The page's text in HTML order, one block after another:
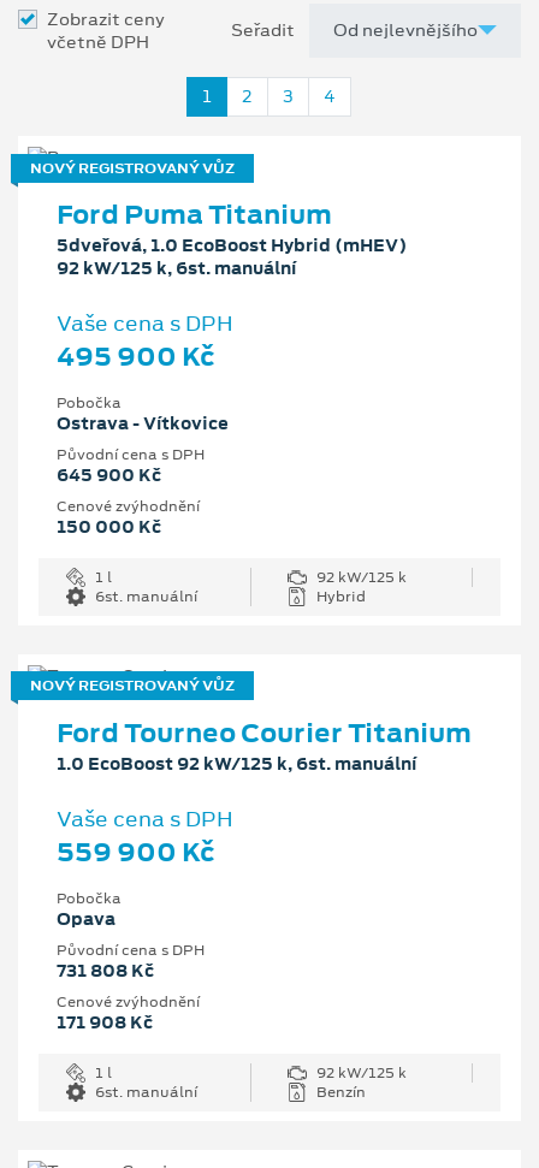
Zobrazit ceny
včetně DPH
Seřadit
1 2 3 4
NOVÝ REGISTROVANÝ VŮZ
Ford Puma Titanium
5dveřová, 1.0 EcoBoost Hybrid (mHEV)
92 kW/125 k, 6st. manuální
Vaše cena s DPH
495 900 Kč
Pobočka
Ostrava - Vítkovice
Původní cena s DPH
645 900 Kč
Cenové zvýhodnění
150 000 Kč
1 l
92 kW/125 k
6st. manuální
Hybrid
NOVÝ REGISTROVANÝ VŮZ
Ford Tourneo Courier Titanium
1.0 EcoBoost 92 kW/125 k, 6st. manuální
Vaše cena s DPH
559 900 Kč
Pobočka
Opava
Původní cena s DPH
731 808 Kč
Cenové zvýhodnění
171 908 Kč
1 l
92 kW/125 k
6st. manuální
Benzín